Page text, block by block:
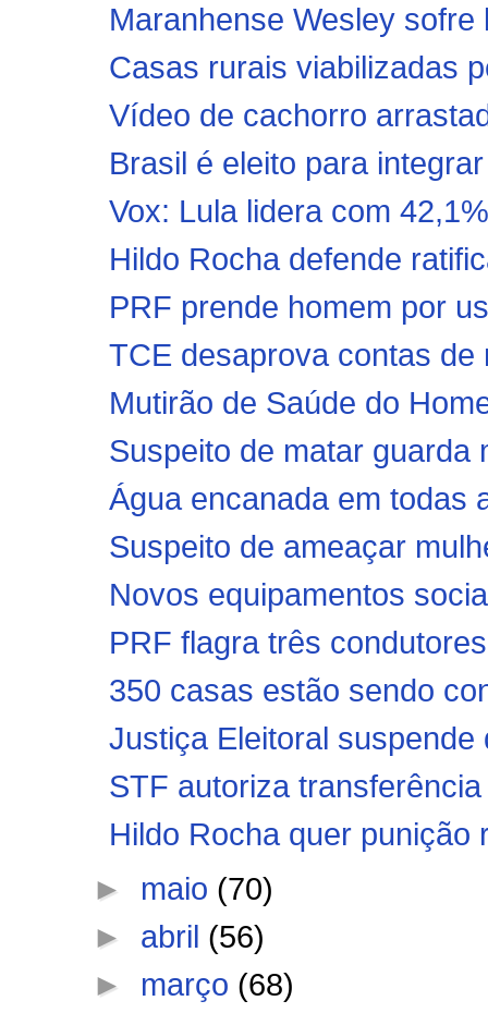
Maranhense Wesley
Casas rurais viabilizadas
Vídeo de cachorro
Brasil é eleito para
Vox: Lula lidera com
Hildo Rocha defende
PRF prende homem por
TCE desaprova contas
Mutirão de Saúde do
Suspeito de matar guarda
Água encanada em todas
Suspeito de ameaçar
Novos equipamentos
PRF flagra três
350 casas estão sendo
Justiça Eleitoral
STF autoriza
Hildo Rocha quer punição
► maio (70)
► abril (56)
► março (68)